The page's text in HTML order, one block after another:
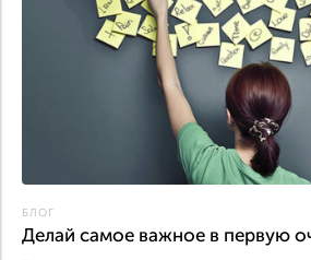
БЛОГ
Делай самое важное в первую